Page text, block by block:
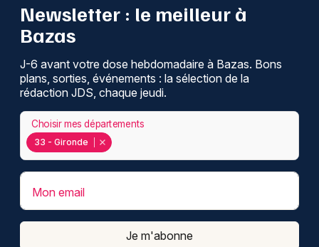
Newsletter : le meilleur à
Bazas
J-6 avant votre dose hebdomadaire à Bazas. Bons
plans, sorties, événements : la sélection de la
rédaction JDS, chaque jeudi.
33 - Gironde
Choisir mes départements
Mon email
Je m'abonne